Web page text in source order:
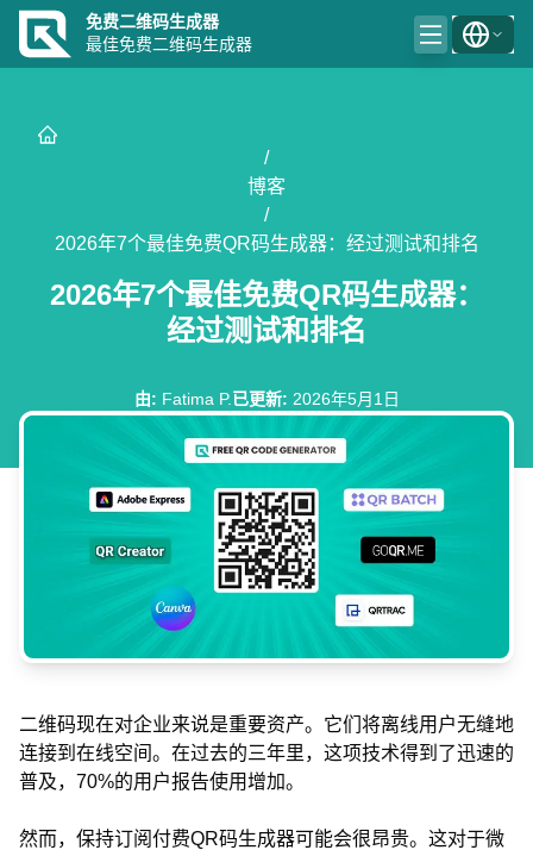
免费二维码生成器
最佳免费二维码生成器
/
博客
/
2026年7个最佳免费QR码生成器：经过测试和排名
2026年7个最佳免费QR码生成器：
经过测试和排名
由: Fatima P.已更新: 2026年5月1日
二维码现在对企业来说是重要资产。它们将离线用户无缝地
连接到在线空间。在过去的三年里，这项技术得到了迅速的
普及，70%的用户报告使用增加。
然而，保持订阅付费QR码生成器可能会很昂贵。这对于微